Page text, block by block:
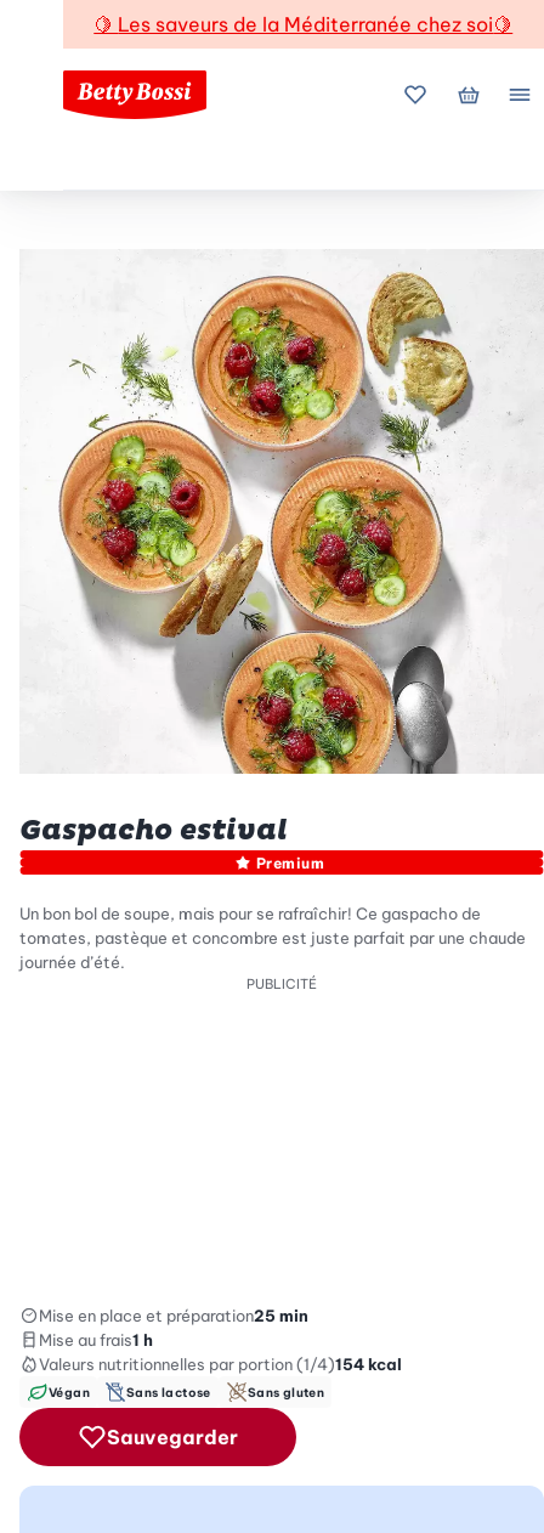
🍋 Les saveurs de la Méditerranée chez soi🍋
Mes favoris
Mon
Gaspacho estival
Premium
Un bon bol de soupe, mais pour se rafraîchir! Ce gaspacho de
tomates, pastèque et concombre est juste parfait par une chaude
journée d’été.
PUBLICITÉ
Mise en place et préparation25 min
Mise au frais1 h
Valeurs nutritionnelles par portion (1/4)154kcal
Végan Sans lactose Sans gluten
Sauvegarder